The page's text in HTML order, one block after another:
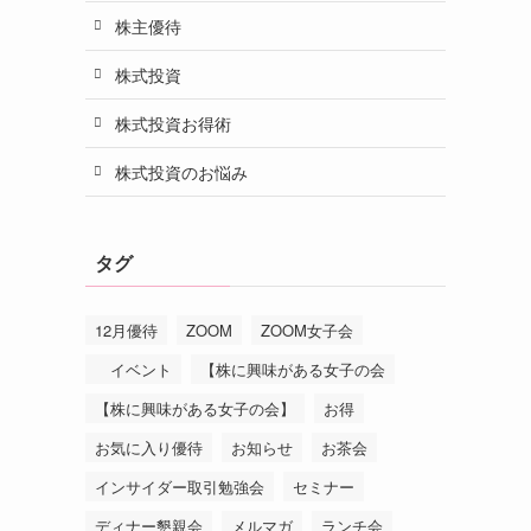
株主優待
株式投資
株式投資お得術
株式投資のお悩み
タグ
12月優待 ZOOM
ZOOM女子会
イベント
【株に興味がある女子の会
【株に興味がある女子の会】
お得
お気に入り優待
お知らせ
お茶会
インサイダー取引勉強会
セミナー
ディナー懇親会
メルマガ ランチ会